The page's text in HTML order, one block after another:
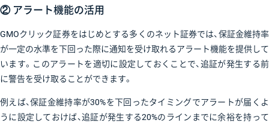
② アラート機能の活用
GMOクリック証券をはじめとする多くのネット証券では、保証金維持率
が一定の水準を下回った際に通知を受け取れるアラート機能を提供して
います。このアラートを適切に設定しておくことで、追証が発生する前
に警告を受け取ることができます。
例えば、保証金維持率が30%を下回ったタイミングでアラートが届くよ
うに設定しておけば、追証が発生する20%のラインまでに余裕を持って